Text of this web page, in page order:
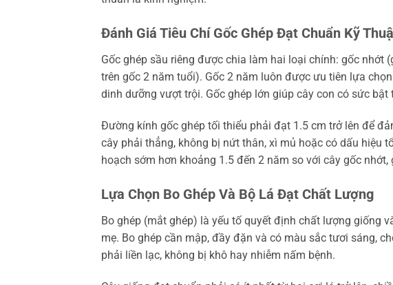
Đánh Giá Tiêu Chí Gốc Ghép Đạt Chuẩn Kỹ
Gốc ghép sầu riêng được chia làm hai loại chính: gốc nhớt
trên gốc 2 năm tuổi). Gốc 2 năm luôn được ưu tiên lựa
dinh dưỡng vượt trội. Gốc ghép lớn giúp cây con có sức
Đường kính gốc ghép tối thiểu phải đạt 1.5 cm trở lên để
cây phải thẳng, không bị nứt thân, xì mủ hoặc có dấu hiệu
hoạch sớm hơn khoảng 1.5 đến 2 năm so với cây gốc
Lựa Chọn Bo Ghép Và Bộ Lá Đạt Chất Lượng
Bo ghép (mắt ghép) là yếu tố quyết định chất lượng giống
mẹ. Bo ghép cần mập, đầy đặn và có màu sắc tươi sáng,
phải liền lạc, không bị khô hay nhiễm nấm bệnh.